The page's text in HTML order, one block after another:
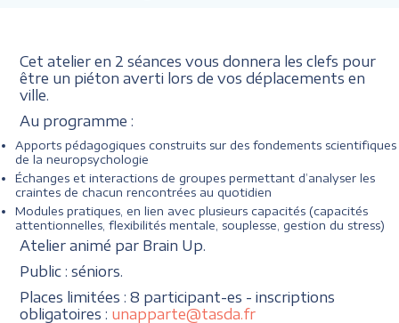
Cet atelier en 2 séances vous donnera les clefs pour
être un piéton averti lors de vos déplacements en
ville.
Au programme :
Apports pédagogiques construits sur des fondements scientifiques
de la neuropsychologie
Échanges et interactions de groupes permettant d’analyser les
craintes de chacun rencontrées au quotidien
Modules pratiques, en lien avec plusieurs capacités (capacités
attentionnelles, flexibilités mentale, souplesse, gestion du stress)
Atelier animé par Brain Up.
Public : séniors.
Places limitées : 8 participant-es - inscriptions
obligatoires : unapparte@tasda.fr